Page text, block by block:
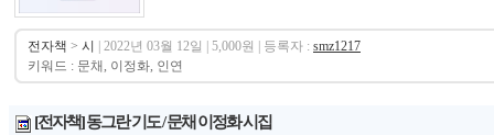
전자책 > 시 | 2022년 03월 12일 | 5,000원 | 등록자 : smz1217
키워드 : 문채, 이정화, 인연
[전자책] 동그란 기도 / 문채 이정화 시집